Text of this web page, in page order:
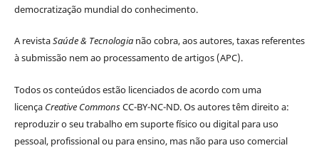
democratização mundial do conhecimento.
A revistaSaúde & Tecnologianão cobra, aos autores, taxas referentes
à submissão nem ao processamento de artigos (APC).
Todos os conteúdos estão licenciados de acordo com uma
licença Creative CommonsCC-BY-NC-ND. Os autores têm direito a:
reproduzir o seu trabalho em suporte físico ou digital para uso
pessoal, profissional ou para ensino, mas não para uso comercial